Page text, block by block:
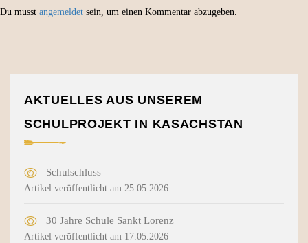
Du musst angemeldet sein, um einen Kommentar abzugeben.
AKTUELLES AUS UNSEREM
SCHULPROJEKT IN KASACHSTAN
Schulschluss
Artikel veröffentlicht am 25.05.2026
30 Jahre Schule Sankt Lorenz
Artikel veröffentlicht am 17.05.2026